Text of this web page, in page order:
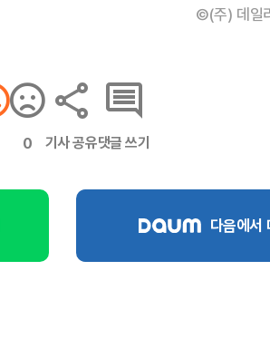
©(주) 데일
0 기사 공유댓글 쓰기
다음에서